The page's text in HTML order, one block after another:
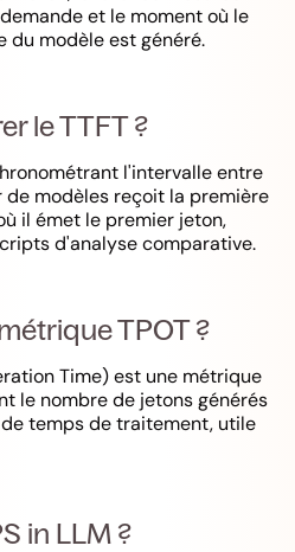
et le moment où le
du modèle est généré.
le TTFT ?
l'intervalle entre
de modèles reçoit la première
il émet le premier jeton,
d'analyse comparative.
TPOT ?
Time) est une métrique
le nombre de jetons générés
temps de traitement, utile
in LLM ?